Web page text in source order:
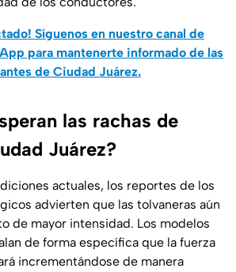
Síguenos en nuestro canal de
para mantenerte informado de las
de Ciudad Juárez.
las rachas de
Juárez?
actuales, los reportes de los
advierten que las tolvaneras aún
de mayor intensidad. Los modelos
de forma específica que la fuerza
incrementándose de manera